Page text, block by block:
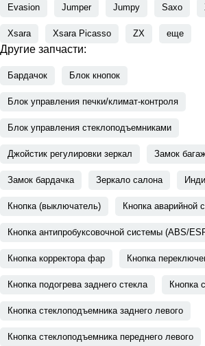
Evasion Jumper Jumpy Saxo
Xsara Xsara Picasso ZX еще
Другие запчасти:
Бардачок Блок кнопок
Блок управления печки/климат-контроля
Блок управления стеклоподъемниками
Джойстик регулировки зеркал Замок
Замок бардачка Зеркало салона
Кнопка (выключатель) Кнопка аварийной
Кнопка антипробуксовочной системы (ABS/
Кнопка корректора фар Кнопка
Кнопка подогрева заднего стекла Кнопка
Кнопка стеклоподъемника заднего левого
Кнопка стеклоподъемника переднего левого